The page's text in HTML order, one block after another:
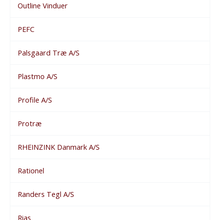
Outline Vinduer
PEFC
Palsgaard Træ A/S
Plastmo A/S
Profile A/S
Protræ
RHEINZINK Danmark A/S
Rationel
Randers Tegl A/S
Rias